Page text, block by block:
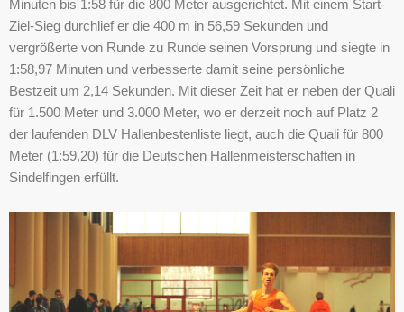
Minuten bis 1:58 für die 800 Meter ausgerichtet. Mit einem Start-
Ziel-Sieg durchlief er die 400 m in 56,59 Sekunden und
vergrößerte von Runde zu Runde seinen Vorsprung und siegte in
1:58,97 Minuten und verbesserte damit seine persönliche
Bestzeit um 2,14 Sekunden. Mit dieser Zeit hat er neben der Quali
für 1.500 Meter und 3.000 Meter, wo er derzeit noch auf Platz 2
der laufenden DLV Hallenbestenliste liegt, auch die Quali für 800
Meter (1:59,20) für die Deutschen Hallenmeisterschaften in
Sindelfingen erfüllt.